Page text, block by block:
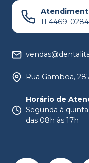
11 4469-0284
Rua Gamboa,
Horário de
Segunda à
das 08h às 17h